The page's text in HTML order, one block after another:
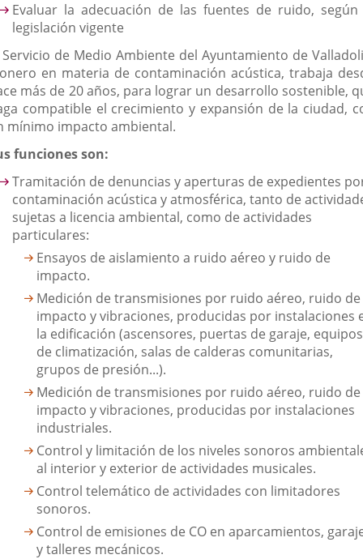
Evaluar la adecuación de las fuentes de ruido, según
legislación vigente
Servicio de Medio Ambiente del Ayuntamiento de
en materia de contaminación acústica, trabaja
más de 20 años, para lograr un desarrollo sostenible,
compatible el crecimiento y expansión de la ciudad,
mínimo impacto ambiental.
funciones son:
Tramitación de denuncias y aperturas de expedientes
contaminación acústica y atmosférica, tanto de
sujetas a licencia ambiental, como de actividades
particulares:
Ensayos de aislamiento a ruido aéreo y ruido de
impacto.
Medición de transmisiones por ruido aéreo, ruido de
impacto y vibraciones, producidas por instalaciones
la edificación (ascensores, puertas de garaje, equipos
de climatización, salas de calderas comunitarias,
grupos de presión...).
Medición de transmisiones por ruido aéreo, ruido de
impacto y vibraciones, producidas por instalaciones
industriales.
Control y limitación de los niveles sonoros
al interior y exterior de actividades musicales.
Control telemático de actividades con limitadores
sonoros.
Control de emisiones de CO en aparcamientos,
y talleres mecánicos.